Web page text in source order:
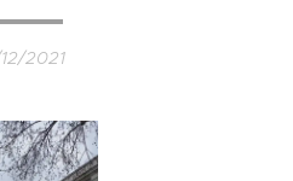
12/2021